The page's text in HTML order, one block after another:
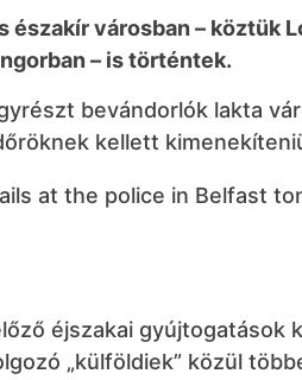
északír városban – köztük
– is történtek.
bevándorlók lakta
kellett
at the police in Belfast
éjszakai gyújtogatások
„külföldiek” közül